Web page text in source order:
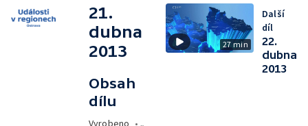
21.
dubna
2013
Obsah
dílu
Vyrobeno •
27 min
Další
díl
22.
dubna
2013